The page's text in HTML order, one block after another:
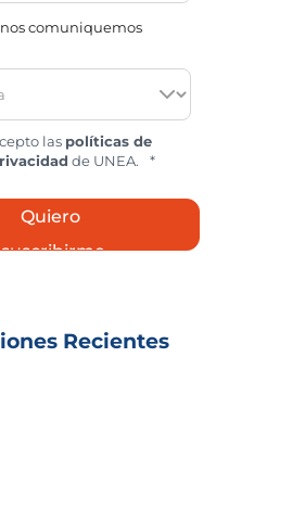
nos comuniquemos
las políticas de
de UNEA. *
Recientes